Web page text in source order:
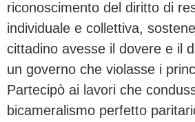
riconoscimento del diritto di
individuale e collettiva,
cittadino avesse il dovere e il
un governo che violasse i
Partecipò ai lavori che
bicameralismo perfetto